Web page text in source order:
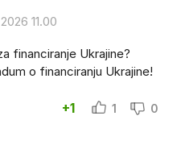
11.00
financiranje Ukrajine?
o financiranju Ukrajine!
+1 1 0